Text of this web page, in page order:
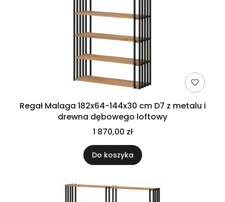
Regał Malaga 182x64-144x30 cm D7 z metalu i
drewna dębowego loftowy
1 870,00 zł
Do koszyka